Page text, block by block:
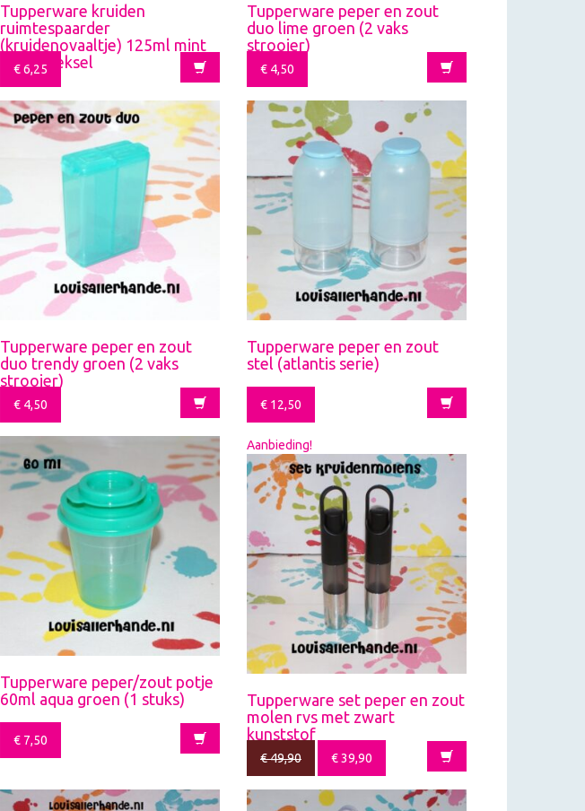
Tupperware kruiden
ruimtespaarder
(kruidenovaaltje) 125ml mint
groen deksel
€6,25
Tupperware peper en zout
duo lime groen (2 vaks
strooier)
€4,50
Tupperware peper en zout
duo trendy groen (2 vaks
strooier)
€4,50
Tupperware peper en zout
stel (atlantis serie)
€12,50
Tupperware peper/zout potje
60ml aqua groen (1 stuks)
€7,50
Aanbieding!
Tupperware set peper en zout
molen rvs met zwart
kunststof
€49,90 €39,90